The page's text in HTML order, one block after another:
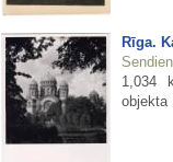
Rīga.
1,034
objekta